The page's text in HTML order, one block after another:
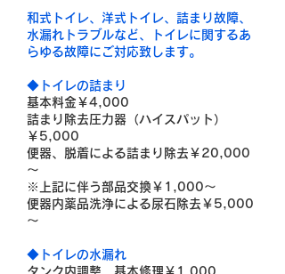
和式トイレ、洋式トイレ、詰まり故障、
水漏れトラブルなど、トイレに関するあ
らゆる故障にご対応致します。
◆トイレの詰まり
基本料金￥4,000
詰まり除去圧力器（ハイスパット）
￥5,000
便器、脱着による詰まり除去￥20,000
～
※上記に伴う部品交換￥1,000～
便器内薬品洗浄による尿石除去￥5,000
～
◆トイレの水漏れ
タンク内調整 基本修理￥1,000